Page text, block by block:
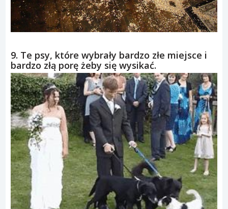
9. Te psy, które wybrały bardzo złe miejsce i
bardzo złą porę żeby się wysikać.